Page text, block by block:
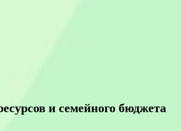
и семейного бюджета